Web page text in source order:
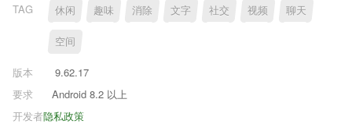
TAG 休闲 趣味 消除 文字 社交 视频 聊天
空间
版本
9.62.17
要求
Android 8.2 以上
隐私政策
开发者